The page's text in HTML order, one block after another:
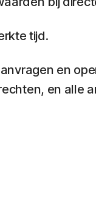
tijd.
en
en alle